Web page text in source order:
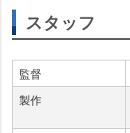
スタッフ
監督
製作